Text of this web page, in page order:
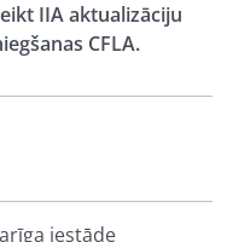
IIA aktualizāciju
CFLA.
iestāde